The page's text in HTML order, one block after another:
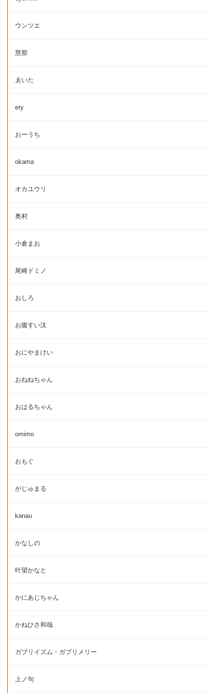
ウンツエ
慧那
ゑいた
ery
おーうち
okama
オカユウリ
奥村
小倉まお
尾崎ドミノ
おしろ
お腹すい汰
おにやまけい
おねねちゃん
おはるちゃん
omimo
おもぐ
がじゅまる
kanau
かなしの
叶望かなと
かにあじちゃん
かねひさ和哉
ガブリイズム・ガブリメリー
上ノ句